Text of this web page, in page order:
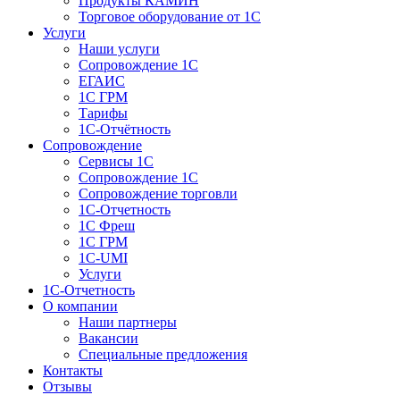
Торговое оборудование от 1С
Услуги
Наши услуги
Сопровождение 1С
ЕГАИС
1С ГРМ
Тарифы
1С-Отчётность
Сопровождение
Сервисы 1С
Сопровождение 1С
Сопровождение торговли
1С-Отчетность
1С Фреш
1С ГРМ
1C-UMI
Услуги
1С-Отчетность
О компании
Наши партнеры
Вакансии
Специальные предложения
Контакты
Отзывы